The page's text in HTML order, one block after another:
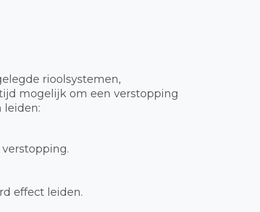
rioolsystemen,
mogelijk om een verstopping
effect leiden.